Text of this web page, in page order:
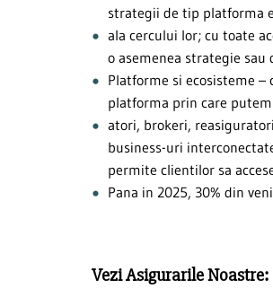
strategii de tip platforma
ala cercului lor; cu toate
o asemenea strategie
Platforme si ecosisteme –
platforma prin care
atori, brokeri,
business-uri
permite clientilor sa
Pana in 2025, 30% din
Vezi Asigurarile Noastre: